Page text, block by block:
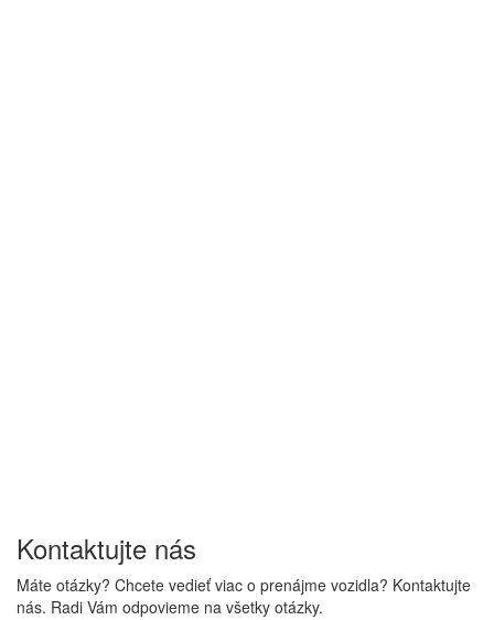
Kontaktujte nás
Máte otázky? Chcete vedieť viac o prenájme vozidla? Kontaktujte
nás. Radi Vám odpovieme na všetky otázky.